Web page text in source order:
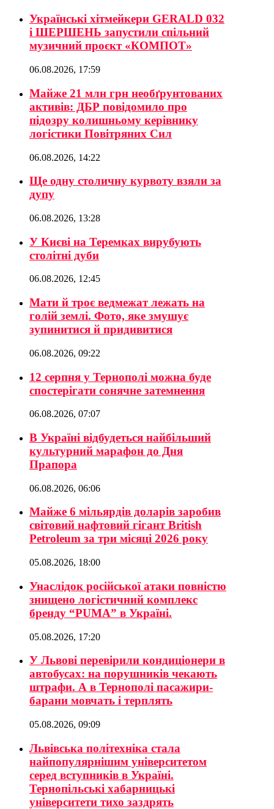
Українські хітмейкери GERALD 032
і ШЕРШЕНЬ запустили спільний
музичний проєкт «КОМПОТ»
06.08.2026, 17:59
Майже 21 млн грн необґрунтованих
активів: ДБР повідомило про
підозру колишньому керівнику
логістики Повітряних Сил
06.08.2026, 14:22
Ще одну столичну курвоту взяли за
дупу
06.08.2026, 13:28
У Києві на Теремках вирубують
столітні дуби
06.08.2026, 12:45
Мати й троє ведмежат лежать на
голій землі. Фото, яке змушує
зупинитися й придивитися
06.08.2026, 09:22
12 серпня у Тернополі можна буде
спостерігати сонячне затемнення
06.08.2026, 07:07
В Україні відбудеться найбільший
культурний марафон до Дня
Прапора
06.08.2026, 06:06
Майже 6 мільярдів доларів заробив
світовий нафтовий гігант British
Petroleum за три місяці 2026 року
05.08.2026, 18:00
Унаслідок російської атаки повністю
знищено логістичний комплекс
бренду “PUMA” в Україні.
05.08.2026, 17:20
У Львові перевірили кондиціонери в
автобусах: на порушників чекають
штрафи. А в Тернополі пасажири-
барани мовчать і терплять
05.08.2026, 09:09
Львівська політехніка стала
найпопулярнішим університетом
серед вступників в Україні.
Тернопільські хабарницькі
університети тихо заздрять